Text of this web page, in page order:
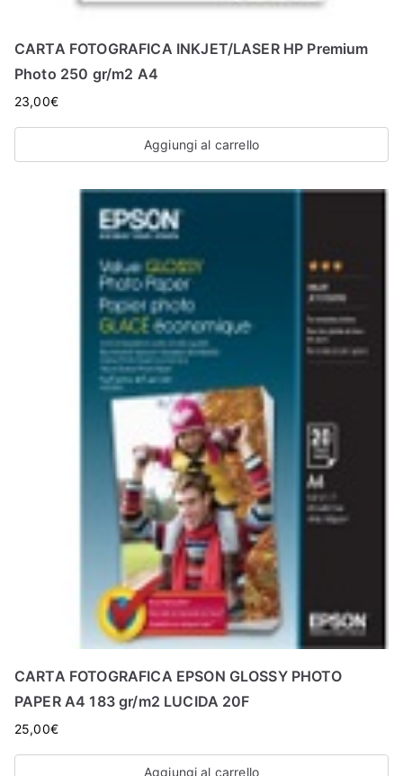
CARTA FOTOGRAFICA INKJET/LASER HP Premium
Photo 250 gr/m2 A4
23,00€
Aggiungi al carrello
CARTA FOTOGRAFICA EPSON GLOSSY PHOTO
PAPER A4 183 gr/m2 LUCIDA 20F
25,00€
Aggiungi al carrello